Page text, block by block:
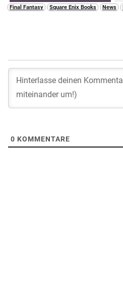
Final Fantasy Square Enix Books News
0 KOMMENTARE